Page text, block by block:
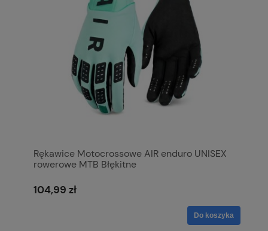
Rękawice Motocrossowe AIR enduro UNISEX
rowerowe MTB Błękitne
104,99 zł
Do koszyka